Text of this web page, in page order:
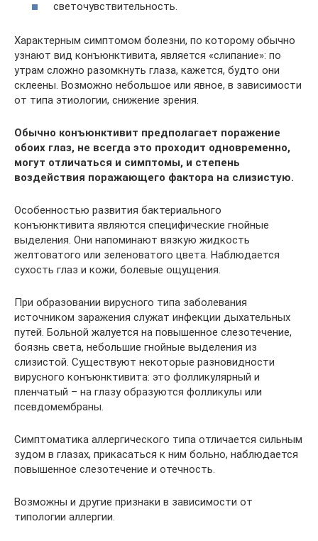
светочувствительность.
Характерным симптомом болезни, по которому обычно
узнают вид конъюнктивита, является «слипание»: по
утрам сложно разомкнуть глаза, кажется, будто они
склеены. Возможно небольшое или явное, в зависимости
от типа этиологии, снижение зрения.
Обычно конъюнктивит предполагает поражение
обоих глаз, не всегда это проходит одновременно,
могут отличаться и симптомы, и степень
воздействия поражающего фактора на слизистую.
Особенностью развития бактериального
конъюнктивита являются специфические гнойные
выделения. Они напоминают вязкую жидкость
желтоватого или зеленоватого цвета. Наблюдается
сухость глаз и кожи, болевые ощущения.
При образовании вирусного типа заболевания
источником заражения служат инфекции дыхательных
путей. Больной жалуется на повышенное слезотечение,
боязнь света, небольшие гнойные выделения из
слизистой. Существуют некоторые разновидности
вирусного конъюнктивита: это фолликулярный и
пленчатый – на глазу образуются фолликулы или
псевдомембраны.
Симптоматика аллергического типа отличается сильным
зудом в глазах, прикасаться к ним больно, наблюдается
повышенное слезотечение и отечность.
Возможны и другие признаки в зависимости от
типологии аллергии.